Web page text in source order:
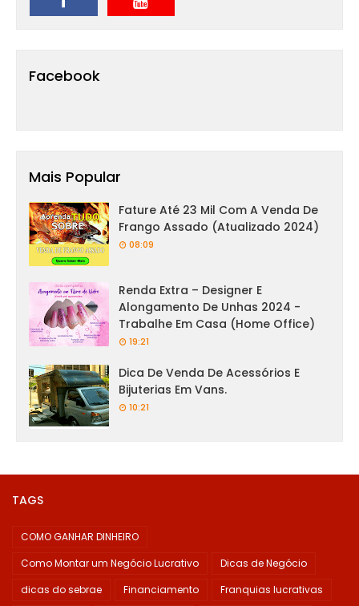
Facebook
Mais Popular
Fature Até 23 Mil Com A Venda De
Frango Assado (Atualizado 2024)
08:09
Renda Extra – Designer E
Alongamento De Unhas 2024 -
Trabalhe Em Casa (Home Office)
19:21
Dica De Venda De Acessórios E
Bijuterias Em Vans.
10:21
TAGS
COMO GANHAR DINHEIRO
Como Montar um Negócio Lucrativo
Dicas de Negócio
dicas do sebrae
Financiamento Franquias lucrativas